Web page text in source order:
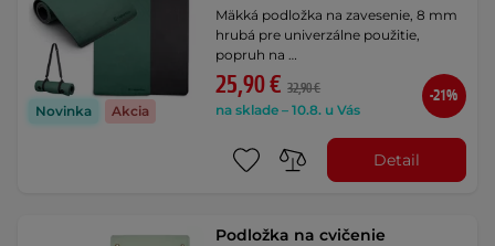
Novinka Akcia
Mäkká podložka na zavesenie, 8 mm
hrubá pre univerzálne použitie,
popruh na …
25,90 € 32,90 €
na sklade – 10.8. u Vás
-21%
Detail
Podložka na cvičenie